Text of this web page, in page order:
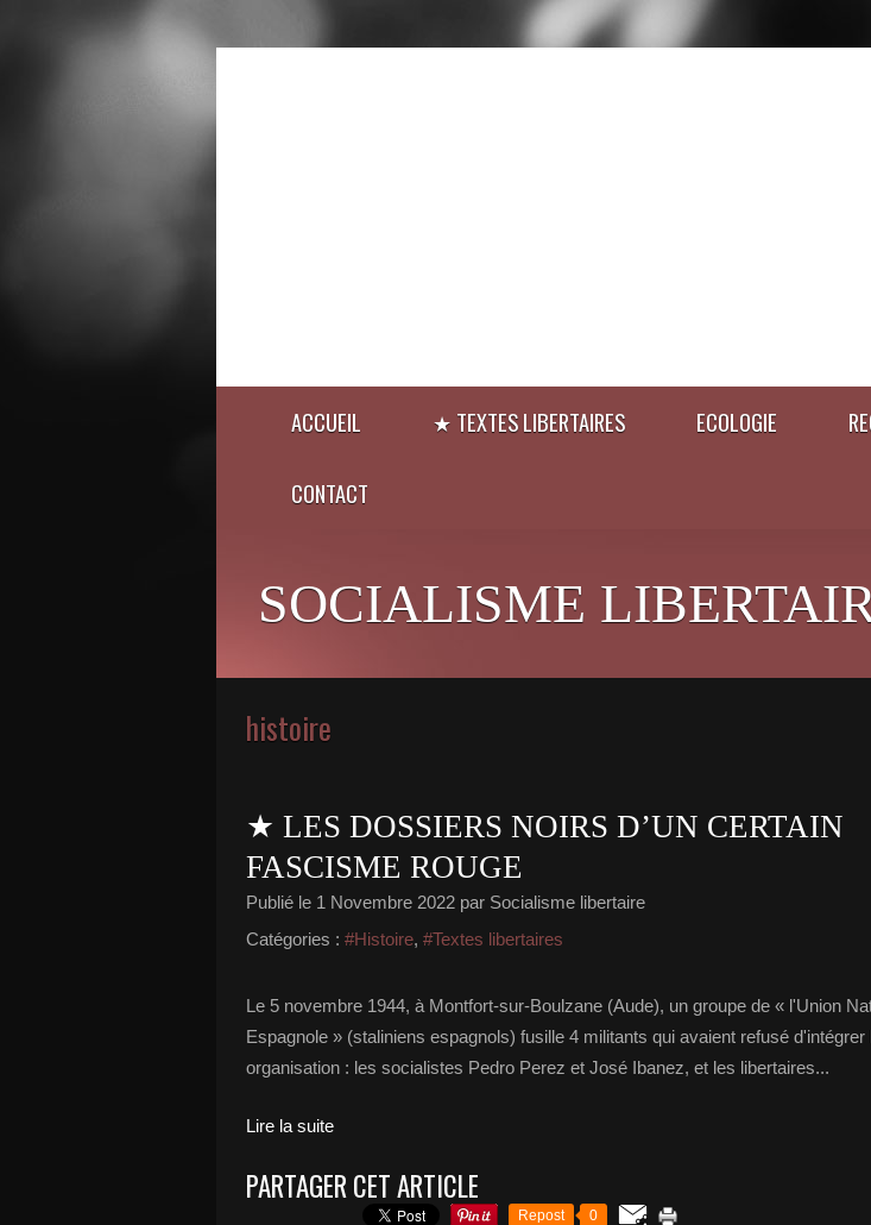
ACCUEIL ★ TEXTES LIBERTAIRES ECOLOGIE
CONTACT
SOCIALISME
histoire
★ LES DOSSIERS NOIRS D’UN CERTAIN
FASCISME ROUGE
Publié le 1 Novembre 2022 par Socialisme libertaire
Catégories : #Histoire, #Textes libertaires
Le 5 novembre 1944, à Montfort-sur-Boulzane (Aude), un groupe de « l'Union
Espagnole » (staliniens espagnols) fusille 4 militants qui avaient refusé d'intégrer
organisation : les socialistes Pedro Perez et José Ibanez, et les libertaires...
Lire la suite
PARTAGER CET ARTICLE
Repost 0